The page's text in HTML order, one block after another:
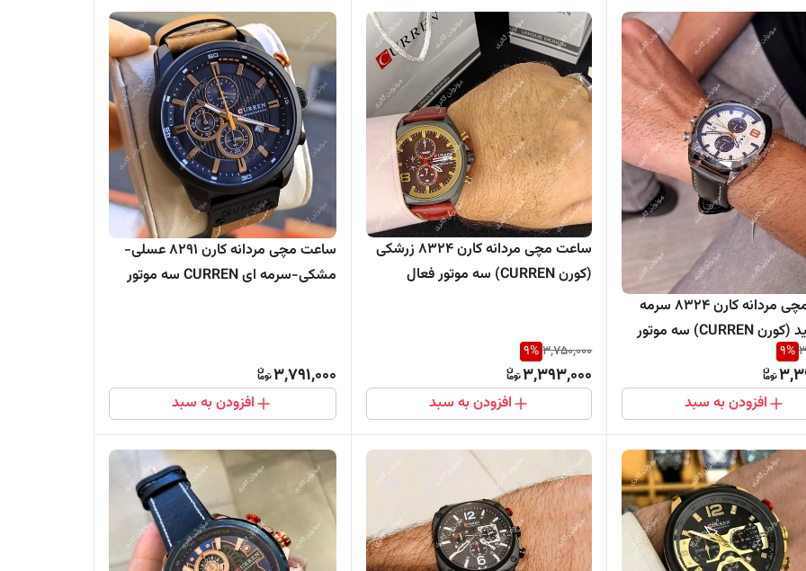
ساعت مچی مردانه کارن 8324 سرمه
ای-سفید (کورن CURREN) سه موتور
9%
افزودن به سبد
ساعت مچی مردانه کارن 8324 زرشکی
(کورن CURREN) سه موتور فعال
3,750,000
9%
3,393,000
افزودن به سبد
ساعت مچی مردانه کارن 8291 عسلی-
مشکی-سرمه ای CURREN سه موتور
3,791,000
افزودن به سبد